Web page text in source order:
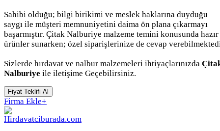
Sahibi olduğu; bilgi birikimi ve meslek haklarına duyduğu
saygı ile müşteri memnuniyetini daima ön plana çıkarmayı
başarmıştır. Çitak Nalburiye malzeme temini konusunda hazır
ürünler sunarken; özel siparişlerinize de cevap
Sizlerde hırdavat ve nalbur malzemeleri ihtiyaçlarınızda
Nalburiye ile iletişime Geçebilirsiniz.
Fiyat Teklifi Al
Firma Ekle+